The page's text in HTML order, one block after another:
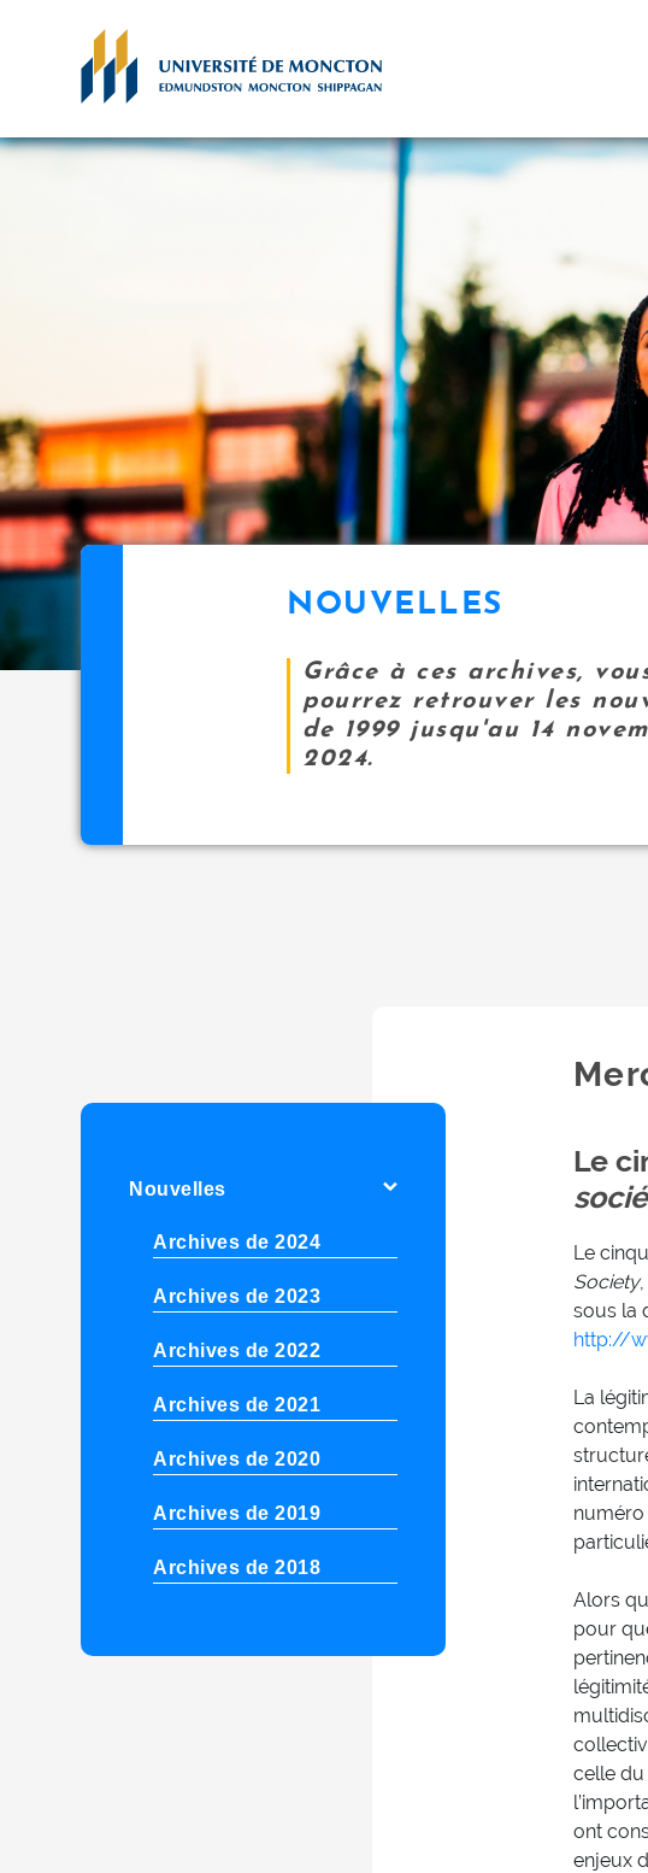
NOUVELLES
Grâce à ces archives,
pourrez retrouver les
de 1999 jusqu'au 14
2024.
Nouvelles
Archives de 2024
Archives de 2023
Archives de 2022
Archives de 2021
Archives de 2020
Archives de 2019
Archives de 2018
Le
Le
Society
sous la
http://
La
numéro
Alors
pour
celle du
ont
enjeux